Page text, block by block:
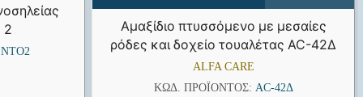
2
Αμαξίδιο πτυσσόμενο με μεσαίες
ρόδες και δοχείο τουαλέτας AC-42Δ
ALFA CARE
ΚΩΔ. ΠΡΟΪΌΝΤΟΣ: AC-42Δ